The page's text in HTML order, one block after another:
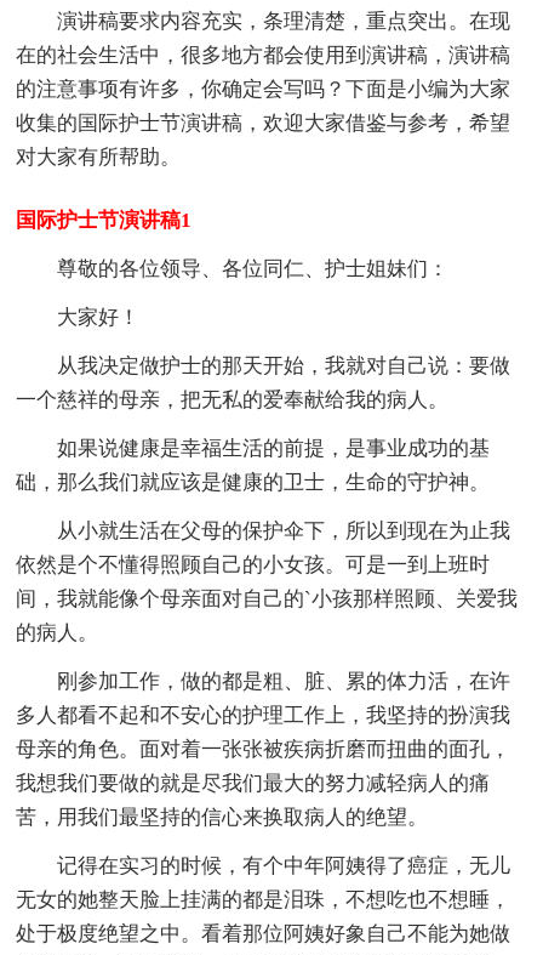
演讲稿要求内容充实，条理清楚，重点突出。在现
在的社会生活中，很多地方都会使用到演讲稿，演讲稿
的注意事项有许多，你确定会写吗？下面是小编为大家
收集的国际护士节演讲稿，欢迎大家借鉴与参考，希望
对大家有所帮助。
国际护士节演讲稿1
尊敬的各位领导、各位同仁、护士姐妹们：
大家好！
从我决定做护士的那天开始，我就对自己说：要做
一个慈祥的母亲，把无私的爱奉献给我的病人。
如果说健康是幸福生活的前提，是事业成功的基
础，那么我们就应该是健康的卫士，生命的守护神。
从小就生活在父母的保护伞下，所以到现在为止我
依然是个不懂得照顾自己的小女孩。可是一到上班时
间，我就能像个母亲面对自己的`小孩那样照顾、关爱我
的病人。
刚参加工作，做的都是粗、脏、累的体力活，在许
多人都看不起和不安心的护理工作上，我坚持的扮演我
母亲的角色。面对着一张张被疾病折磨而扭曲的面孔，
我想我们要做的就是尽我们最大的努力减轻病人的痛
苦，用我们最坚持的信心来换取病人的绝望。
记得在实习的时候，有个中年阿姨得了癌症，无儿
无女的她整天脸上挂满的都是泪珠，不想吃也不想睡，
处于极度绝望之中。看着那位阿姨好象自己不能为她做